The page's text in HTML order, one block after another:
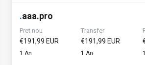
.aaa.pro
Pret nou
€191,99 EUR
1 An
Transfer
€191,99 EUR
1 An